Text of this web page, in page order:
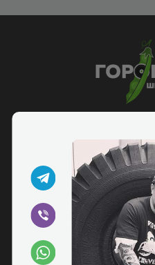
095 229 52 25
073
Шини та диски в